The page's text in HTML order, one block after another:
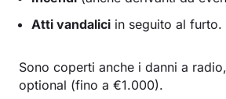
Atti vandalici in seguito al furto.
Sono coperti anche i danni a
optional (fino a €1.000).